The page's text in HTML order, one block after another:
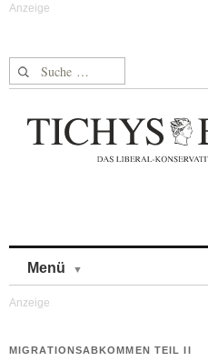
Suche nach:
Menü
MIGRATIONSABKOMMEN TEIL II